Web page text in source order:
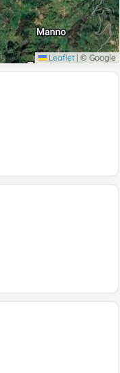
Leaflet | © Google